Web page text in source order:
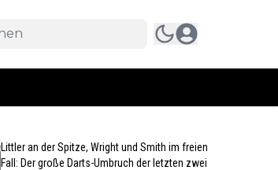
Littler an der Spitze, Wright und Smith im freien
Fall: Der große Darts-Umbruch der letzten zwei